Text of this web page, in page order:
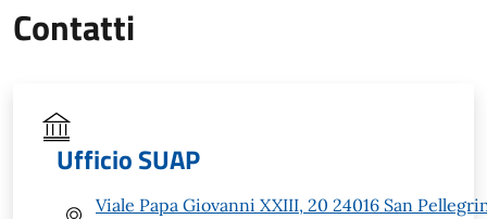
Contatti
Ufficio SUAP
Viale Papa Giovanni XXIII, 20 24016 San